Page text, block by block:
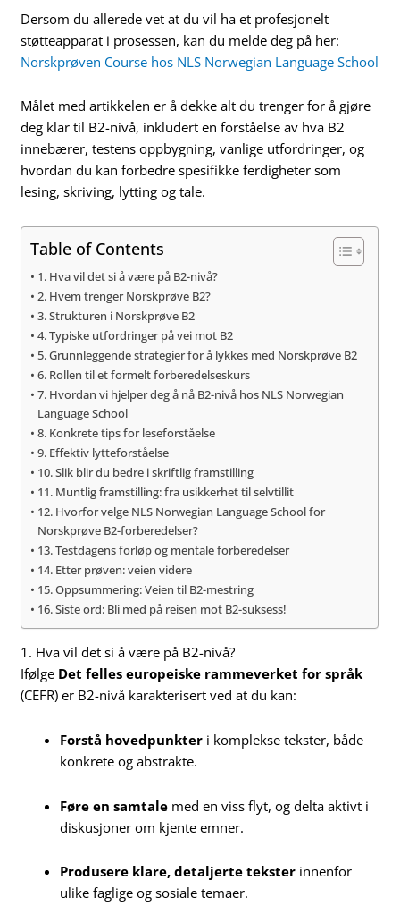
Dersom du allerede vet at du vil ha et profesjonelt
støtteapparat i prosessen, kan du melde deg på her:
Norskprøven Course hos NLS Norwegian Language School
Målet med artikkelen er å dekke alt du trenger for å gjøre
deg klar til B2-nivå, inkludert en forståelse av hva B2
innebærer, testens oppbygning, vanlige utfordringer, og
hvordan du kan forbedre spesifikke ferdigheter som
lesing, skriving, lytting og tale.
Table of Contents
1. Hva vil det si å være på B2-nivå?
2. Hvem trenger Norskprøve B2?
3. Strukturen i Norskprøve B2
4. Typiske utfordringer på vei mot B2
5. Grunnleggende strategier for å lykkes med Norskprøve B2
6. Rollen til et formelt forberedelseskurs
7. Hvordan vi hjelper deg å nå B2-nivå hos NLS Norwegian
Language School
8. Konkrete tips for leseforståelse
9. Effektiv lytteforståelse
10. Slik blir du bedre i skriftlig framstilling
11. Muntlig framstilling: fra usikkerhet til selvtillit
12. Hvorfor velge NLS Norwegian Language School for
Norskprøve B2-forberedelser?
13. Testdagens forløp og mentale forberedelser
14. Etter prøven: veien videre
15. Oppsummering: Veien til B2-mestring
16. Siste ord: Bli med på reisen mot B2-suksess!
1. Hva vil det si å være på B2-nivå?
Ifølge Det felles europeiske rammeverket for språk
(CEFR) er B2-nivå karakterisert ved at du kan:
Forstå hovedpunkter i komplekse tekster, både
konkrete og abstrakte.
Føre en samtale med en viss flyt, og delta aktivt i
diskusjoner om kjente emner.
Produsere klare, detaljerte tekster innenfor
ulike faglige og sosiale temaer.